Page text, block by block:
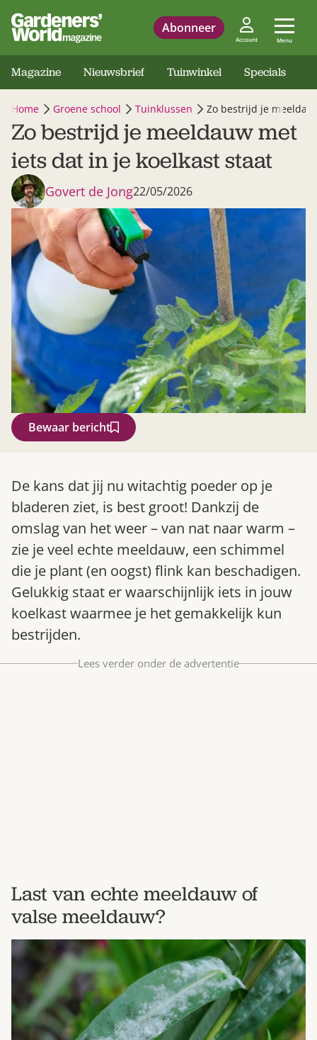
Abonneer
Account Menu
Gardeners’ World 08/2026
Magazine Nieuwsbrief Tuinwinkel Specials
Home Groene school Tuinklussen Zo bestrijd je
Zo bestrijd je meeldauw met
iets dat in je koelkast staat
Govert de Jong22/05/2026
Bewaar bericht
De kans dat jij nu witachtig poeder op je
bladeren ziet, is best groot! Dankzij de
omslag van het weer – van nat naar warm –
zie je veel echte meeldauw, een schimmel
die je plant (en oogst) flink kan beschadigen.
Gelukkig staat er waarschijnlijk iets in jouw
koelkast waarmee je het gemakkelijk kun
bestrijden.
Lees verder onder de advertentie
Last van echte meeldauw of
valse meeldauw?